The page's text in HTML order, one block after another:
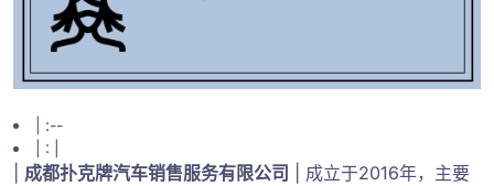
| :--
| : |
成都扑克牌汽车销售服务有限公司
| 成立于2016年，主要